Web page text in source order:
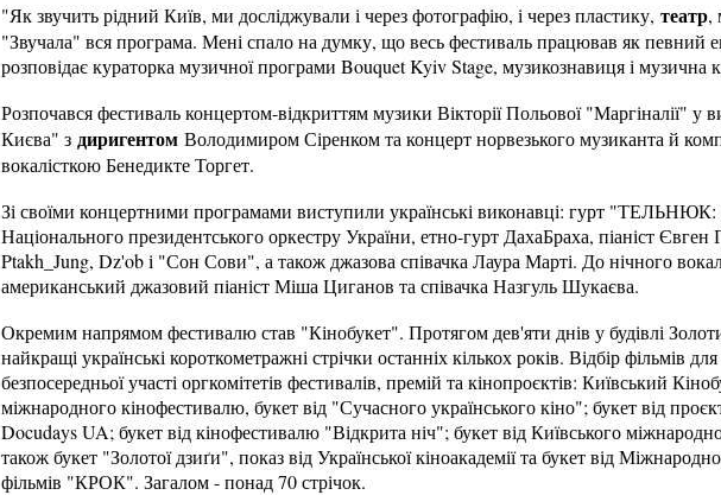
"Як звучить рідний Київ, ми досліджували і через фотографію, і через пластику, театр,
"Звучала" вся програма. Мені спало на думку, що весь фестиваль працював як певний
розповідає кураторка музичної програми Bouquet Kyiv Stage, музикознавиця і
Розпочався фестиваль концертом-відкриттям музики Вікторії Польової "Маргіналії" у
Києва" з диригентом Володимиром Сіренком та концерт норвезького музиканта й
вокалісткою Бенедикте Торгет.
Зі своїми концертними програмами виступили українські виконавці: гурт "ТЕЛЬНЮК:
Національного президентського оркестру України, етно-гурт ДахаБраха, піаніст Євген
Ptakh_Jung, Dz'ob і "Сон Сови", а також джазова співачка Лаура Марті. До нічного
американський джазовий піаніст Міша Циганов та співачка Назгуль Шукаєва.
Окремим напрямом фестивалю став "Кінобукет". Протягом дев'яти днів у будівлі
найкращі українські короткометражні стрічки останніх кількох років. Відбір фільмів
безпосередньої участі оргкомітетів фестивалів, премій та кінопроєктів: Київський
міжнародного кінофестивалю, букет від "Сучасного українського кіно"; букет від
Docudays UA; букет від кінофестивалю "Відкрита ніч"; букет від Київського
також букет "Золотої дзиґи", показ від Української кіноакадемії та букет від
фільмів "КРОК". Загалом - понад 70 стрічок.